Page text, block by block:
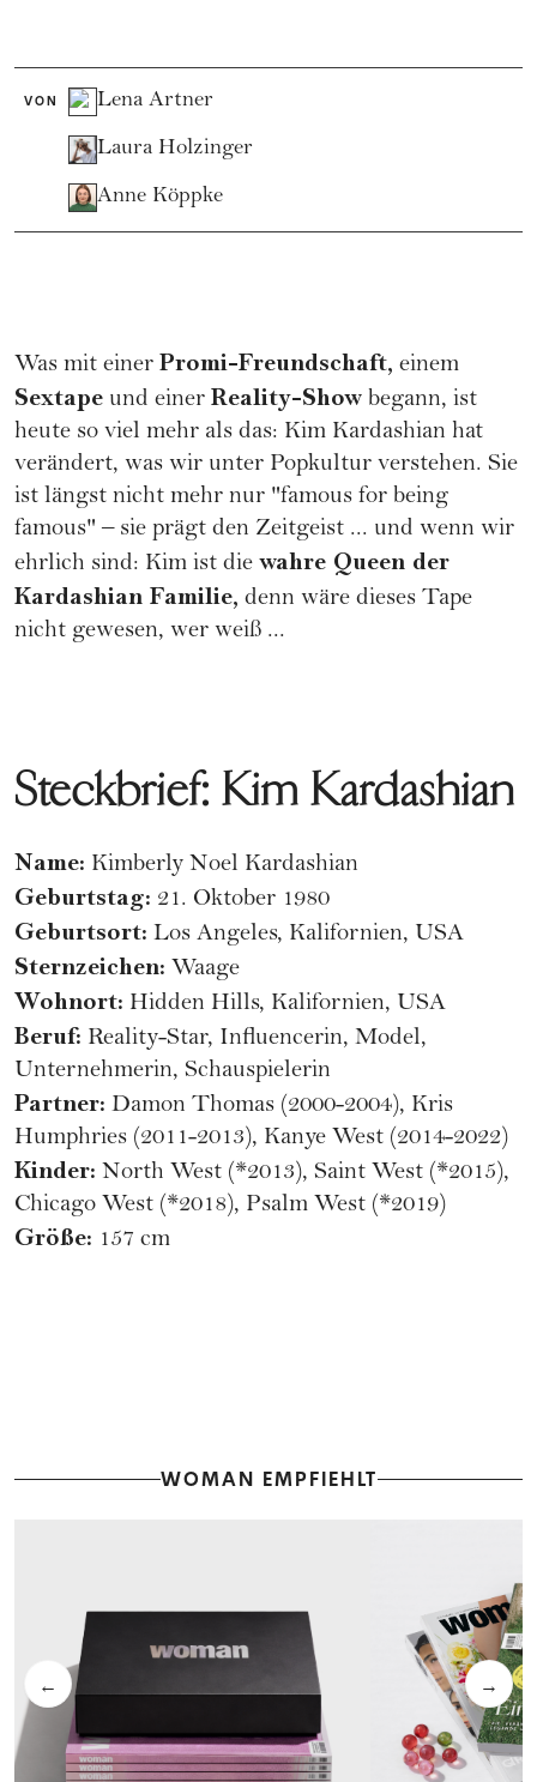
VON Lena Artner
Laura Holzinger
Anne Köppke
Was mit einer Promi-Freundschaft, einem
Sextape und einer Reality-Show begann, ist
heute so viel mehr als das: Kim Kardashian hat
verändert, was wir unter Popkultur verstehen. Sie
ist längst nicht mehr nur "famous for being
famous" – sie prägt den Zeitgeist ... und wenn wir
ehrlich sind: Kim ist die wahre Queen der
Kardashian Familie, denn wäre dieses Tape
nicht gewesen, wer weiß ...
Steckbrief: Kim Kardashian
Name: Kimberly Noel Kardashian
Geburtstag: 21. Oktober 1980
Geburtsort: Los Angeles, Kalifornien, USA
Sternzeichen: Waage
Wohnort: Hidden Hills, Kalifornien, USA
Beruf: Reality-Star, Influencerin, Model,
Unternehmerin, Schauspielerin
Partner: Damon Thomas (2000-2004), Kris
Humphries (2011-2013), Kanye West (2014-2022)
Kinder: North West (*2013), Saint West (*2015),
Chicago West (*2018), Psalm West (*2019)
Größe: 157 cm
WOMAN EMPFIEHLT
← →